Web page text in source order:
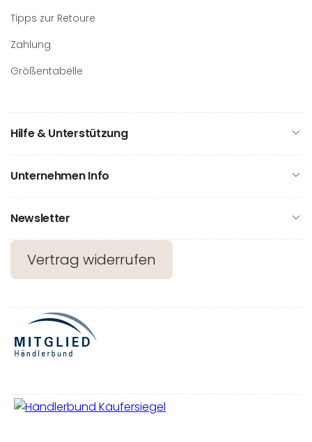
Tipps zur Retoure
Zahlung
Größentabelle
Hilfe & Unterstützung
Unternehmen Info
Newsletter
Vertrag widerrufen